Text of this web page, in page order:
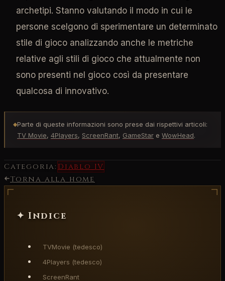
archetipi. Stanno valutando il modo in cui le
persone scelgono di sperimentare un determinato
stile di gioco analizzando anche le metriche
relative agli stili di gioco che attualmente non
sono presenti nel gioco così da presentare
qualcosa di innovativo.
◆Parte di queste informazioni sono prese dai rispettivi articoli:
TV Movie, 4Players, ScreenRant, GameStar e WowHead.
Categoria: Diablo IV
Torna alla home
✦ Indice
TVMovie (tedesco)
4Players (tedesco)
ScreenRant